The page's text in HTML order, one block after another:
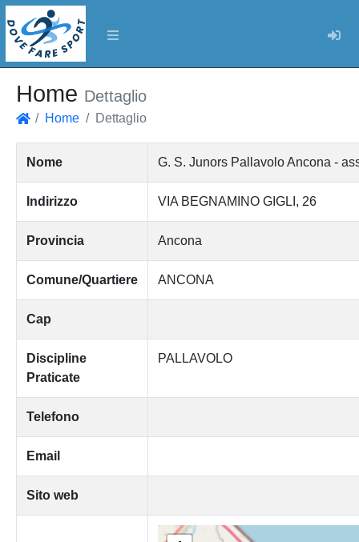
Home Dettaglio
Home Dettaglio
Nome G. S. Junors Pallavolo Ancona -
Indirizzo VIA BEGNAMINO GIGLI, 26
Provincia Ancona
Comune/Quartiere ANCONA
Cap
Discipline
Praticate
PALLAVOLO
Telefono
Email
Sito web